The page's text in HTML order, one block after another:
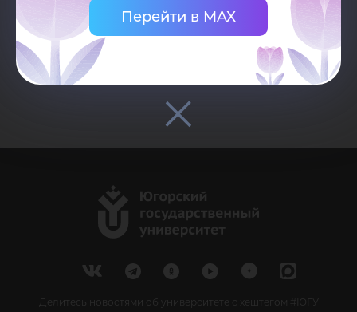
Перейти в MAX
Делитесь новостями об университете с хештегом #ЮГУ